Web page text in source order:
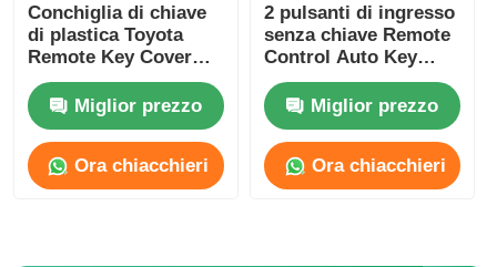
Fresa ad angolo singolo
programmatore di chiave dell'automobile
chip del risponditore
Conchiglia di chiave
di plastica Toyota
Remote Key Cover
HYQ12BDM /
HYQ12BDP / GQ4-52T
Miglior prezzo
Ora chiacchieri
2 pulsanti di ingresso
senza chiave Remote
Control Auto Key
Shell per E38 E39 E36
Z3
Miglior prezzo
Ora chiacchieri